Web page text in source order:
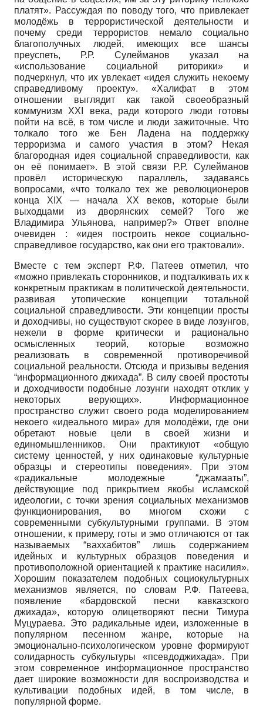
платят». Рассуждая по поводу того, что привлекает
молодёжь в террористической деятельности и
почему среди террористов немало социально
благополучных людей, имеющих все шансы
преуспеть, Р.Р. Сулей­манов указал на
«использование социальной риторики» и
подчеркнул, что их увлекает «идея служить некоему
справедливому проекту». «Халифат в этом
отношении выглядит как такой своеобразный
коммунизм XXI века, ради которого люди готовы
пойти на всё, в том числе и люди зажиточные. Что
толкало того же Бен Ладена на поддержку
терроризма и самого участия в этом? Некая
благородная идея социальной справедливости, как
он её понимает». В этой связи Р.Р. Сулейманов
провёл историческую параллель, задаваясь
вопросами, «что толкало тех же революционеров
конца XIX — начала XX веков, которые были
выходцами из дворянских семей? Того же
Владимира Ульянова, например?» Ответ вполне
очевиден : «идея построить некое социально-
справедливое государство, как они его трактовали».
Вместе с тем эксперт Р.Ф. Патеев отметил, что
«можно привлекать сторонников, и подталкивать их к
конкретным практикам в политической деятельности,
развивая утопические концепции тотальной
социальной справедливости. Эти концепции просты
и доходчивы, но существуют скорее в виде лозунгов,
нежели в форме критически и рационально
осмысленных теорий, которые возможно
реализовать в современной противоречивой
социальной реальности. Отсюда и призывы ведения
“информационного джихада”. В силу своей простоты
и доходчивости подобные лозунги находят отклик у
некоторых верующих». Информационное
пространство служит своего рода моделированием
некоего «идеального мира» для молодёжи, где они
обретают новые цели в своей жизни и
единомышленников. Они практикуют «общую
систему ценностей, у них одинаковые культурные
образцы и стереотипы поведения». При этом
«радикальные молодежные “джамааты”,
действующие под прикрытием якобы исламской
идеологии, с точки зрения социальных механизмов
функционирования, во многом схожи с
современными субкультурными группами. В этом
отношении, к примеру, готы и эмо отличаются от так
называемых “ваххабитов” лишь содержанием
идейных и культурных образцов поведения и
противоположной ориентацией к практике насилия».
Хорошим показателем подобных социокультурных
механизмов является, по словам Р.Ф. Патеева,
появление «бардовской песни кавказского
джихада», которую олицетворяют песни Тимура
Муцураева. Это радикальные идеи, изложенные в
популярном песенном жанре, которые на
эмоционально-психологическом уровне формируют
солидарность субкультуры «псевдоджи­хада». При
этом современное информационное пространство
дает широкие возможности для воспроизводства и
культивации подобных идей, в том числе, в
популярной форме.